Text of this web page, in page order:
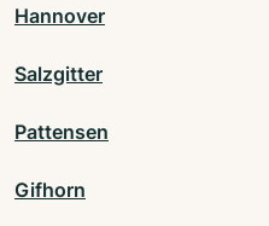
Hannover
Salzgitter
Pattensen
Gifhorn